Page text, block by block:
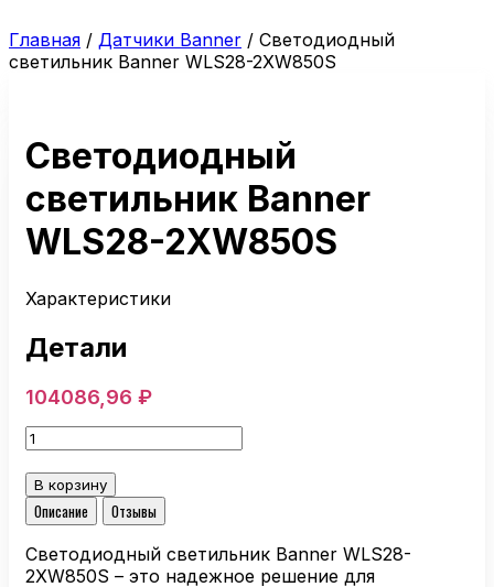
Главная / Датчики Banner / Светодиодный
светильник Banner WLS28-2XW850S
Светодиодный
светильник Banner
WLS28-2XW850S
Характеристики
Детали
104086,96 ₽
Количество
товара
Светодиодный
светильник
Banner
WLS28-
2XW850S
В корзину
Описание
Отзывы
Светодиодный светильник Banner WLS28-
2XW850S – это надежное решение для